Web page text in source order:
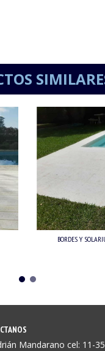
BORDES Y
Mandarano cel: 11-